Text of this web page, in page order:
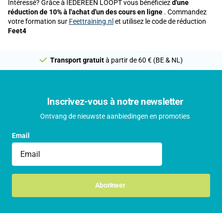
Intéressé? Grâce à IEDEREEN LOOPT vous bénéficiezd'une
réduction de 10% à l'achat d'un des cours en ligne . Commandez
votre formation sur Feettraining.nl et utilisez le code de réduction
Feet4
Transport gratuità partir de 60 € (BE & NL)
Inscrivez-vous à notre newsletter
Ontvang de nieuwste aanbiedingen en promoties
Email
Abonneer